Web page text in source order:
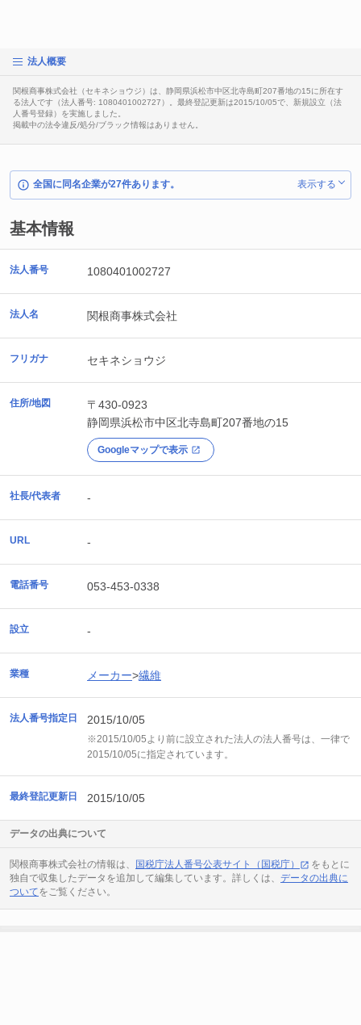
法人概要
関根商事株式会社（セキネショウジ）は、静岡県浜松市中区北寺島町207番地の15に所在す
る法人です（法人番号: 1080401002727）。最終登記更新は2015/10/05で、新規設立（法
人番号登録）を実施しました。
掲載中の法令違反/処分/ブラック情報はありません。
全国に同名企業が27件あります。 表示する
基本情報
法人番号 1080401002727
法人名 関根商事株式会社
フリガナ セキネショウジ
住所/地図
〒430-0923
静岡県浜松市中区北寺島町207番地の15
Googleマップで表示
社長/代表者 -
URL -
電話番号 053-453-0338
設立 -
業種 メーカー>繊維
法人番号指定日 2015/10/05
※2015/10/05より前に設立された法人の法人番号は、一律で
2015/10/05に指定されています。
最終登記更新日 2015/10/05
データの出典について
関根商事株式会社の情報は、 国税庁法人番号公表サイト（国税庁）
をもとに
独自で収集したデータを追加して編集しています。詳しくは、 データの出典に
ついてをご覧ください。